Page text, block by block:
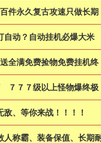
件永久复古攻速只做长期
自动？自动挂机必爆大米
全满免费捡物免费挂机终
７７级以上怪物爆终极
敌、等你来战！！！！
人称霸、装备保值、长期